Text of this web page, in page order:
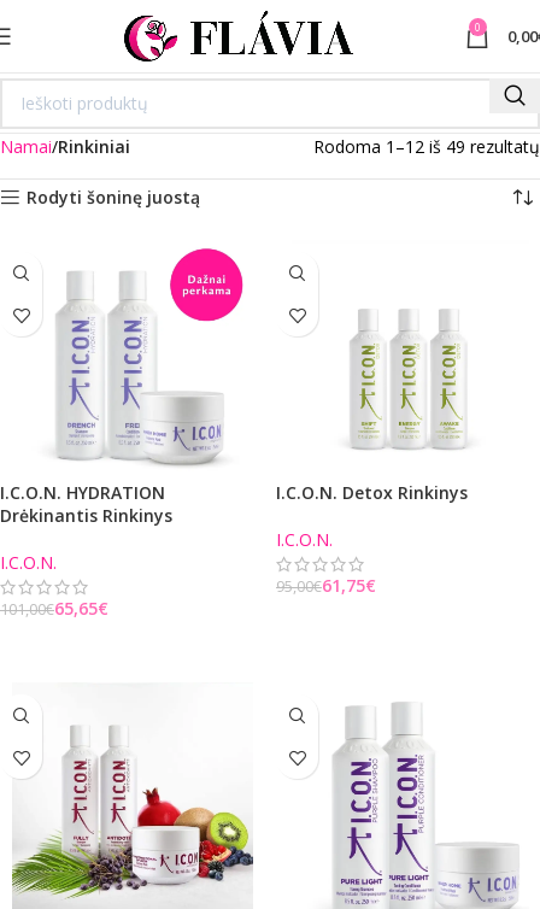
0 0,00
Namai Rinkiniai Rodoma 1–12 iš 49 rezultatų
Rodyti šoninę juostą
I.C.O.N. HYDRATION
Drėkinantis Rinkinys
I.C.O.N.
101,00€65,65€
I.C.O.N. Detox Rinkinys
I.C.O.N.
95,00€61,75€